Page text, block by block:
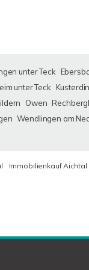
unter Teck
unter Teck
Owen
Wendlingen am
Immobilienkauf Aichtal